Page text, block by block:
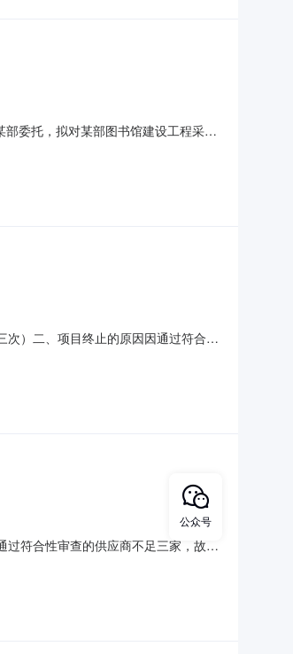
委托，拟对某部图书馆建设工程采用
围：图书馆建设（具体详见图纸和工
）二、项目终止的原因因通过符合性
）9号楼702号联系方式：刘玥、卢
符合性审查的供应商不足三家，故本
文凤、卢康林电话：0830-6668813
公众号